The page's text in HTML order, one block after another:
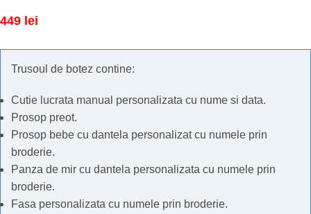
449 lei
Trusoul de botez contine:
Cutie lucrata manual personalizata cu nume si data.
Prosop preot.
Prosop bebe cu dantela personalizat cu numele prin
broderie.
Panza de mir cu dantela personalizata cu numele prin
broderie.
Fasa personalizata cu numele prin broderie.